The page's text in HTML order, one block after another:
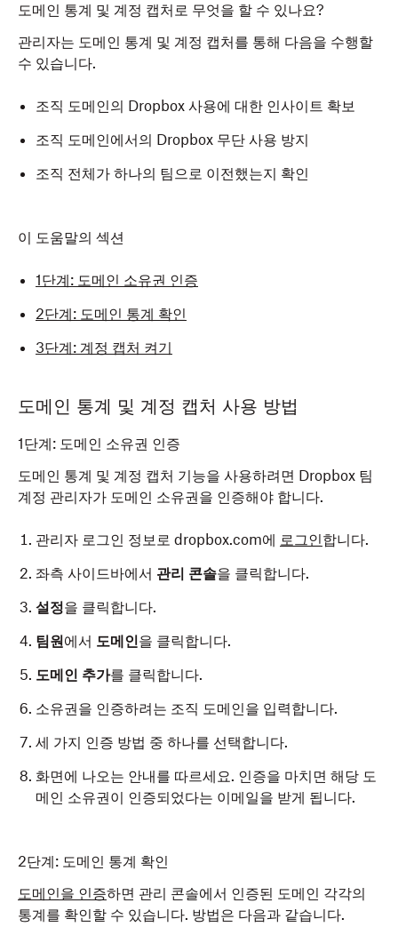
도메인 통계 및 계정 캡처로 무엇을 할 수 있나요?
관리자는 도메인 통계 및 계정 캡처를 통해 다음을 수행할
수 있습니다.
조직 도메인의 Dropbox 사용에 대한 인사이트 확보
조직 도메인에서의 Dropbox 무단 사용 방지
조직 전체가 하나의 팀으로 이전했는지 확인
이 도움말의 섹션
1단계: 도메인 소유권 인증
2단계: 도메인 통계 확인
3단계: 계정 캡처 켜기
도메인 통계 및 계정 캡처 사용 방법
1단계: 도메인 소유권 인증
도메인 통계 및 계정 캡처 기능을 사용하려면 Dropbox 팀
계정 관리자가 도메인 소유권을 인증해야 합니다.
관리자 로그인 정보로 dropbox.com에 로그인합니다.
좌측 사이드바에서 관리 콘솔을 클릭합니다.
설정을 클릭합니다.
팀원에서 도메인을 클릭합니다.
도메인 추가를 클릭합니다.
소유권을 인증하려는 조직 도메인을 입력합니다.
세 가지 인증 방법 중 하나를 선택합니다.
화면에 나오는 안내를 따르세요. 인증을 마치면 해당 도
메인 소유권이 인증되었다는 이메일을 받게 됩니다.
2단계: 도메인 통계 확인
도메인을 인증하면 관리 콘솔에서 인증된 도메인 각각의
통계를 확인할 수 있습니다. 방법은 다음과 같습니다.